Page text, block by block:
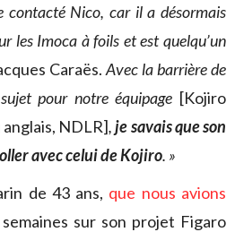
contacté Nico, car il a désormais
les Imoca à foils et est quelqu’un
Caraës. Avec la barrière de
pour notre équipage [Kojiro
NDLR],je savais que son
avec celui de Kojiro. »
de 43 ans, que nous avions
sur son projet Figaro